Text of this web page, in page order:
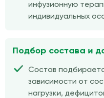
инфузионную
индивидуальных
Подбор состава и
Состав
зависимости от
нагрузки,